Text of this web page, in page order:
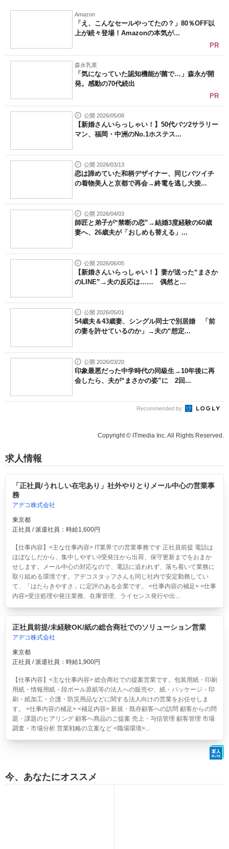
Amazon
「え、こんなセールやってたの？」80％OFF以
上が続々登場！Amazonの本気が...
PR
森永乳業
「気になっていた認知機能が菌で…」森永が開
発。感動の70代続出
PR
公開 2026/05/08
【新婚さんいらっしゃい！】50代バツ2サラリー
マン、福岡・中洲のNo.1ホステス...
公開 2026/03/13
恋は諦めていた和柄デザイナー、同じバツイチ
の着物美人と京都で再会→終電を逃し大接...
公開 2026/04/03
師匠と弟子が“禁断の恋”→結婚3度経験の60歳
妻へ、26歳夫が「おしめも替える」...
公開 2026/06/05
【新婚さんいらっしゃい！】妻が送った“まさか
のLINE”→夫の反応は…… 偶然と...
公開 2026/05/01
54歳夫＆43歳妻、シングル同士で別居婚 「前
の妻を許せているのか」→夫の“想定...
公開 2026/03/20
印象最悪だった中学時代の同級生→10年後に再
会したら、夫が“まさかの姿”に 2回...
Recommended by
Copyright © ITmedia Inc. All Rights Reserved.
求人情報
「正社員/うれしい在宅あり」社外やりとりメール中心の営業事
務
アデコ株式会社
東京都
正社員 / 派遣社員：時給1,600円
【仕事内容】<主な仕事内容> IT業界での営業事務です 正社員前提 電話は
ほぼなしだから、集中しやすい!/受発注から出荷、保守更新までをおまか
せします。メール中心の対応なので、電話に追われず、落ち着いて業務に
取り組める環境です。アデコスタッフさんも同じ社内で安定勤務してい
て、「はたらきやすさ」に定評のある企業です。 <仕事内容の補足> <仕事
内容>受注処理や発注業務、在庫管理、ライセンス発行や出...
正社員前提/未経験OK/紙の総合商社でのソリューション営業
アデコ株式会社
東京都
正社員 / 派遣社員：時給1,900円
【仕事内容】<主な仕事内容> 総合商社での提案営業です。包装用紙・印刷
用紙・情報用紙・段ボール原紙等の法人への販売や、紙・パッケージ・印
刷・紙加工・介護・防災用品などに関する法人向けの営業をお任せしま
す。 <仕事内容の補足> <補足内容> 新規・既存顧客への訪問 顧客からの問
題・課題のヒアリング 顧客へ商品のご提案 売上・与信管理 顧客管理 市場
調査・市場分析 営業戦略の立案など <職場環境>...
今、あなたにオススメ